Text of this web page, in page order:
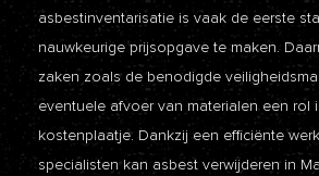
asbestinventarisatie is vaak de eerste
nauwkeurige prijsopgave te maken.
zaken zoals de benodigde
eventuele afvoer van materialen een rol
kostenplaatje. Dankzij een efficiënte
specialisten kan asbest verwijderen in